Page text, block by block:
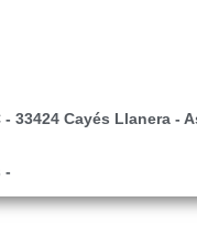
33424 Cayés Llanera -
-